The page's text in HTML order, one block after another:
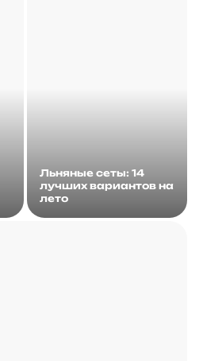
Льняные сеты: 14
лучших вариантов на
лето